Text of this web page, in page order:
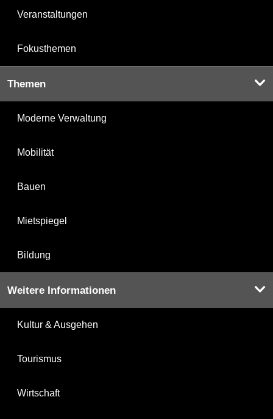
Veranstaltungen
Fokusthemen
Themen
Moderne Verwaltung
Mobilität
Bauen
Mietspiegel
Bildung
Weitere Informationen
Kultur & Ausgehen
Tourismus
Wirtschaft